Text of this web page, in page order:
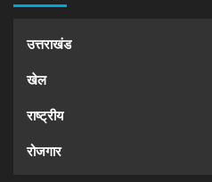
उत्तराखंड
खेल
राष्ट्रीय
रोजगार